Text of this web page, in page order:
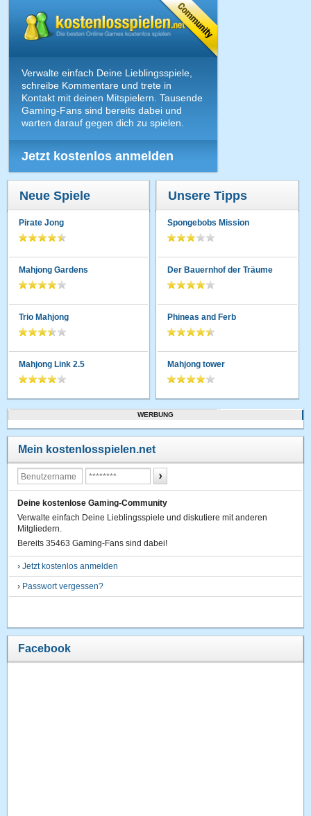
Verwalte einfach Deine Lieblingsspiele,
schreibe Kommentare und trete in
Kontakt mit deinen Mitspielern. Tausende
Gaming-Fans sind bereits dabei und
warten darauf gegen dich zu spielen.
Jetzt kostenlos anmelden
Neue Spiele
Pirate Jong
Mahjong Gardens
Trio Mahjong
Mahjong Link 2.5
Unsere Tipps
Spongebobs Mission
Der Bauernhof der Träume
Phineas and Ferb
Mahjong tower
WERBUNG
Mein kostenlosspielen.net
Deine kostenlose Gaming-Community
Verwalte einfach Deine Lieblingsspiele und diskutiere mit anderen
Mitgliedern.
Bereits 35463 Gaming-Fans sind dabei!
›Jetzt kostenlos anmelden
› Passwort vergessen?
Facebook